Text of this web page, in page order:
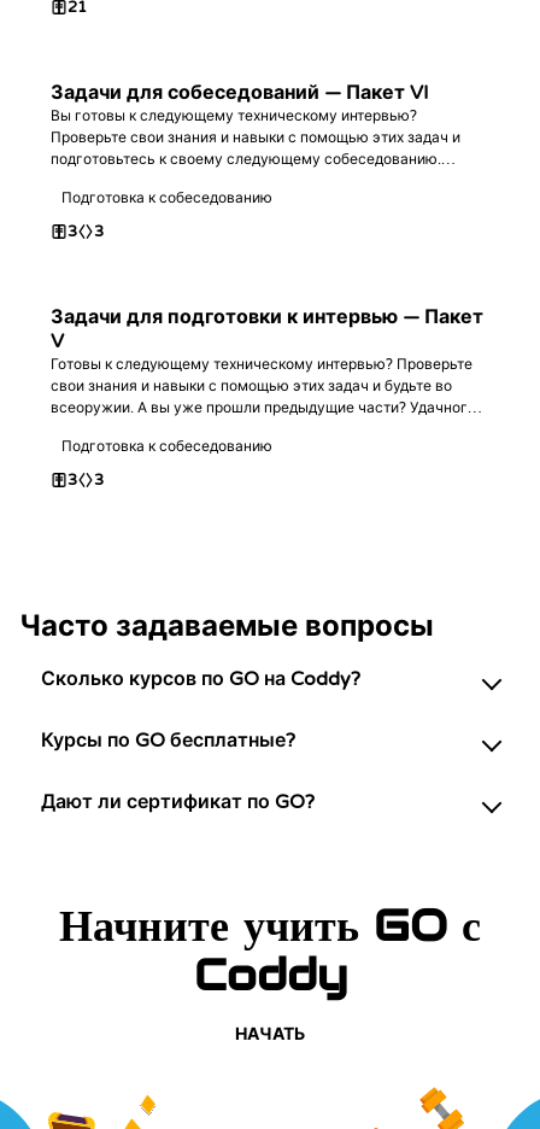
21
Задачи для собеседований — Пакет VI
Вы готовы к следующему техническому интервью?
Проверьте свои знания и навыки с помощью этих задач и
подготовьтесь к своему следующему собеседованию.
Подготовка к собеседованию
3 3
Задачи для подготовки к интервью — Пакет
V
Готовы к следующему техническому интервью? Проверьте
свои знания и навыки с помощью этих задач и будьте во
всеоружии. А вы уже прошли предыдущие части? Удачного
Подготовка к собеседованию
3 3
Часто задаваемые вопросы
Сколько курсов по GO на Coddy?
Курсы по GO бесплатные?
Дают ли сертификат по GO?
Начните учить GO с
Coddy
НАЧАТЬ